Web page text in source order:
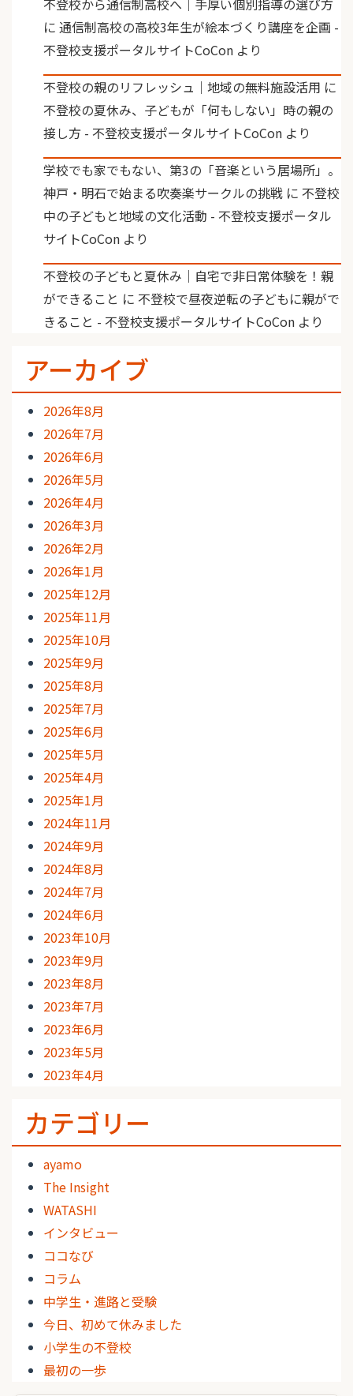
に 通信制高校の高校3年生が絵本づくり講座を企画 -
不登校支援ポータルサイトCoCon より
不登校の親のリフレッシュ｜地域の無料施設活用 に
不登校の夏休み、子どもが「何もしない」時の親の
接し方 - 不登校支援ポータルサイトCoCon より
学校でも家でもない、第3の「音楽という居場所」。
神戸・明石で始まる吹奏楽サークルの挑戦 に 不登校
中の子どもと地域の文化活動 - 不登校支援ポータル
サイトCoCon より
不登校の子どもと夏休み｜自宅で非日常体験を！親
ができること に 不登校で昼夜逆転の子どもに親がで
きること - 不登校支援ポータルサイトCoCon より
アーカイブ
2026年8月
2026年7月
2026年6月
2026年5月
2026年4月
2026年3月
2026年2月
2026年1月
2025年12月
2025年11月
2025年10月
2025年9月
2025年8月
2025年7月
2025年6月
2025年5月
2025年4月
2025年1月
2024年11月
2024年9月
2024年8月
2024年7月
2024年6月
2023年10月
2023年9月
2023年8月
2023年7月
2023年6月
2023年5月
2023年4月
カテゴリー
ayamo
The Insight
WATASHI
インタビュー
ココなび
コラム
中学生・進路と受験
今日、初めて休みました
小学生の不登校
最初の一歩